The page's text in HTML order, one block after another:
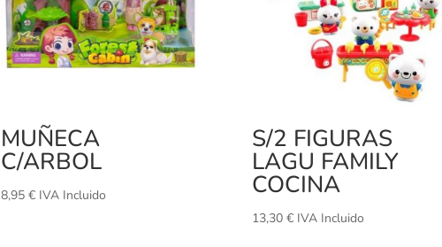
MUÑECA
C/ARBOL
8,95 € IVA Incluido
S/2 FIGURAS
LAGU FAMILY
COCINA
13,30 € IVA Incluido